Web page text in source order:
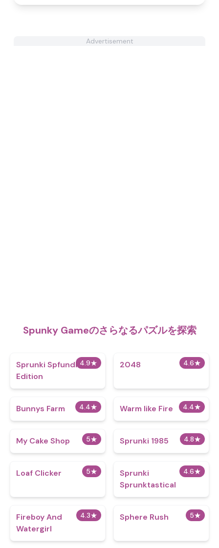
Advertisement
Spunky Gameのさらなるパズルを探索
4.9★
Sprunki Spfundi Fans
Edition
4.6★
2048
4.4★
Bunnys Farm 4.4★
Warm like Fire
5★
My Cake Shop 4.8★
Sprunki 1985
5★
Loaf Clicker 4.6★
Sprunki
Sprunktastical
4.3★
Fireboy And
Watergirl
5★
Sphere Rush